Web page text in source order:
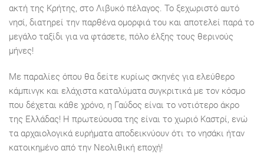
ακτή της Κρήτης, στο Λιβυκό πέλαγος. Το ξεχωριστό αυτό
νησί, διατηρεί την παρθένα ομορφιά του και αποτελεί παρά το
μεγάλο ταξίδι για να φτάσετε, πόλο έλξης τους θερινούς
μήνες!
Με παραλίες όπου θα δείτε κυρίως σκηνές για ελεύθερο
κάμπινγκ και ελάχιστα καταλύματα συγκριτικά με τον κόσμο
που δέχεται κάθε χρόνο, η Γαύδος είναι το νοτιότερο άκρο
της Ελλάδας! Η πρωτεύουσα της είναι το χωριό Καστρί, ενώ
τα αρχαιολογικά ευρήματα αποδεικνύουν ότι το νησάκι ήταν
κατοικημένο από την Νεολιθική εποχή!